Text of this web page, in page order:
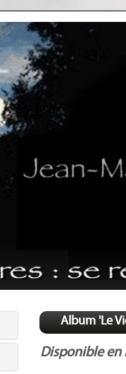
Album 'Le
Disponible